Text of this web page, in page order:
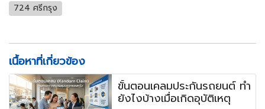
724 ศรีกรุง
เนื้อหาที่เกี่ยวข้อง
ขั้นตอนเคลมประกันรถยนต์ ทำ
ยังไงบ้างเมื่อเกิดอุบัติเหตุ